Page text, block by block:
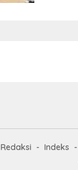
Redaksi Indeks